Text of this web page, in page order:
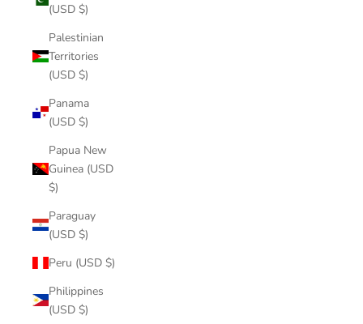
(USD $)
Palestinian
Territories
(USD $)
Panama
(USD $)
Papua New
Guinea (USD
$)
Paraguay
(USD $)
Peru (USD $)
Philippines
(USD $)